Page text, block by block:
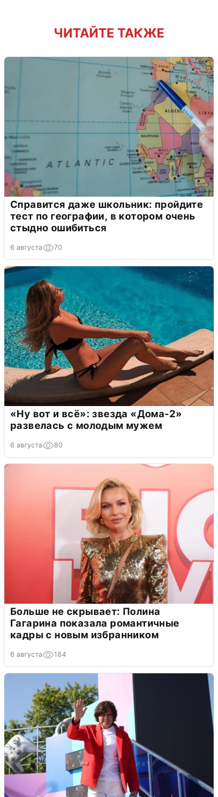
ЧИТАЙТЕ ТАКЖЕ
Справится даже школьник: пройдите
тест по географии, в котором очень
стыдно ошибиться
6 августа 70
«Ну вот и всё»: звезда «Дома-2»
развелась с молодым мужем
6 августа 80
Больше не скрывает: Полина
Гагарина показала романтичные
кадры с новым избранником
6 августа 184